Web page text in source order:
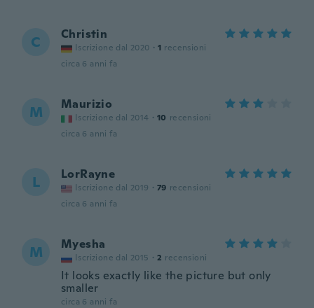
C Christin
Iscrizione dal 2020 · 1 recensioni
circa 6 anni fa
M Maurizio
Iscrizione dal 2014 · 10 recensioni
circa 6 anni fa
L LorRayne
Iscrizione dal 2019 · 79 recensioni
circa 6 anni fa
M Myesha
Iscrizione dal 2015 · 2 recensioni
It looks exactly like the picture but only
smaller
circa 6 anni fa